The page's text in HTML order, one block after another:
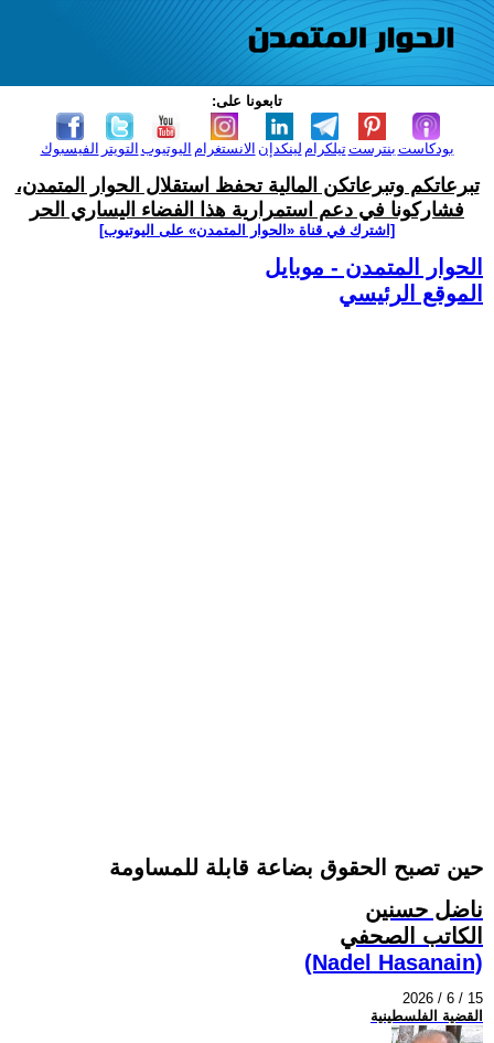
تابعونا على:
الفيسبوك التويتر اليوتيوب الانستغرام لينكدإن تيلكرامبنترست بودكاست
تبرعاتكم وتبرعاتكن المالية تحفظ استقلال الحوار المتمدن،
فشاركونا في دعم استمرارية هذا الفضاء اليساري الحر
[اشترك في قناة ‫«الحوار المتمدن» على اليوتيوب]
الحوار المتمدن - موبايل
الموقع الرئيسي
حين تصبح الحقوق بضاعة قابلة للمساومة
ناضل حسنين
الكاتب الصحفي
(Nadel Hasanain)
2026 / 6 / 15
القضية الفلسطينية